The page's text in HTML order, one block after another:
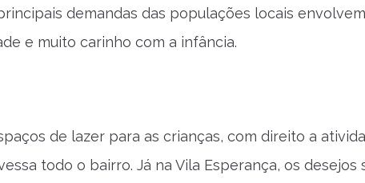
demandas das populações locais
e muito carinho com a infância.
de lazer para as crianças, com direito a
todo o bairro. Já na Vila Esperança, os desejos